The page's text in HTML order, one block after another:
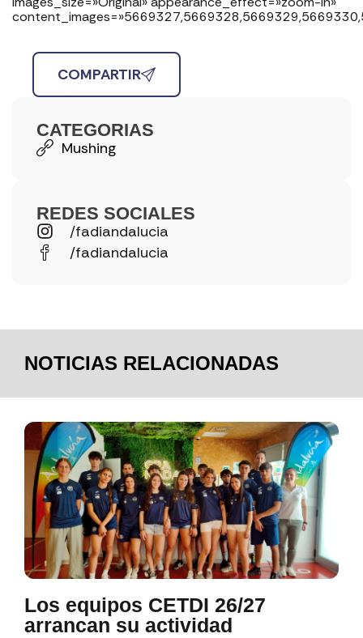
COMPARTIR
CATEGORIAS
Mushing
REDES SOCIALES
/fadiandalucia
/fadiandalucia
NOTICIAS RELACIONADAS
Los equipos CETDI 26/27
arrancan su actividad